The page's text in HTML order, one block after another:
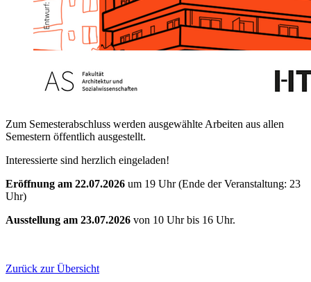
Zum Semesterabschluss werden ausgewählte Arbeiten aus allen
Semestern öffentlich ausgestellt.
Interessierte sind herzlich eingeladen!
Eröffnung am 22.07.2026 um 19 Uhr (Ende der Veranstaltung: 23
Uhr)
Ausstellung am 23.07.2026 von 10 Uhr bis 16 Uhr.
Zurück zur Übersicht